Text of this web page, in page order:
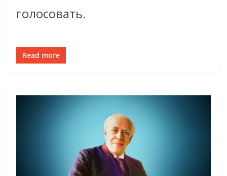
голосовать.
Read more